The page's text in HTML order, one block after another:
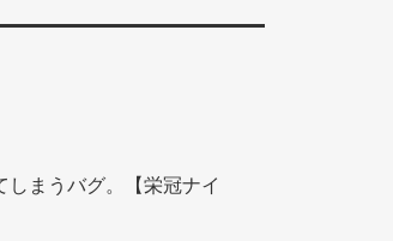
まうバグ。【栄冠ナイ